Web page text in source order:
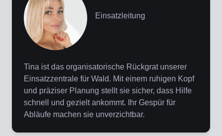
Einsatzleitung
Tina ist das organisatorische Rückgrat unserer
Einsatzzentrale für Wald. Mit einem ruhigen Kopf
und präziser Planung stellt sie sicher, dass Hilfe
schnell und gezielt ankommt. Ihr Gespür für
Abläufe machen sie unverzichtbar.